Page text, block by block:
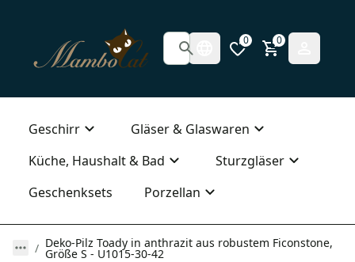
0 0
Geschirr
Gläser & Glaswaren
Küche, Haushalt & Bad
Sturzgläser
Geschenksets
Porzellan
Deko-Pilz Toady in anthrazit aus robustem Ficonstone,
Größe S - U1015-30-42